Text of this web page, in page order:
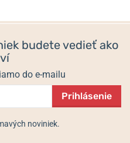
budete vedieť ako
do e-mailu
Prihlásenie
noviniek.